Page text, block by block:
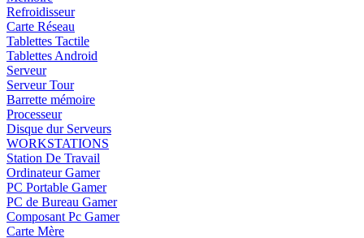
Refroidisseur
Carte Réseau
Tablettes Tactile
Tablettes Android
Serveur
Serveur Tour
Barrette mémoire
Processeur
Disque dur Serveurs
WORKSTATIONS
Station De Travail
Ordinateur Gamer
PC Portable Gamer
PC de Bureau Gamer
Composant Pc Gamer
Carte Mère